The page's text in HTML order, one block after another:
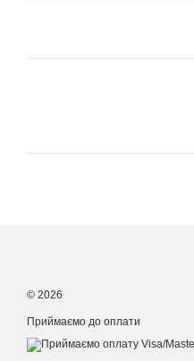
© 2026
Приймаємо до оплати